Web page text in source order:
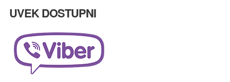
UVEK DOSTUPNI